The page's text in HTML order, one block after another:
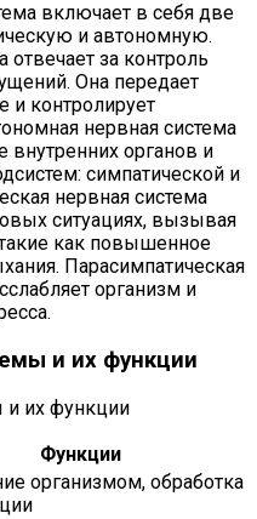
включает в себя две
и автономную.
отвечает за контроль
Она передает
контролирует
нервная система
внутренних органов и
симпатической и
нервная система
ситуациях, вызывая
как повышенное
Парасимпатическая
организм и
и их функции
Функции
организмом, обработка